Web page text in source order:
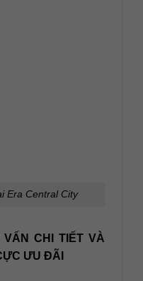
Era Central City
CHI TIẾT VÀ
ƯU ĐÃI